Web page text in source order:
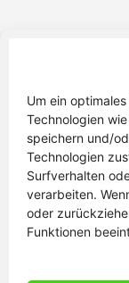
Um ein
Technologien
speichern und/
Technologien
Surfverhalten
verarbeiten.
oder
Funktionen